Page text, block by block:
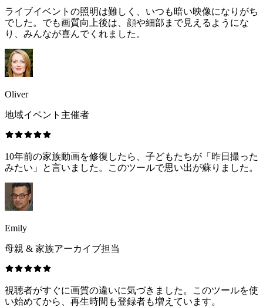
ライブイベントの照明は難しく、いつも暗い映像になりがち
でした。でも画質向上後は、顔や細部まで見えるようにな
り、みんなが喜んでくれました。
Oliver
地域イベント主催者
10年前の家族動画を修復したら、子どもたちが「昨日撮った
みたい」と言いました。このツールで思い出が蘇りました。
Emily
母親 & 家族アーカイブ担当
視聴者がすぐに画質の違いに気づきました。このツールを使
い始めてから、再生時間も登録者も増えています。